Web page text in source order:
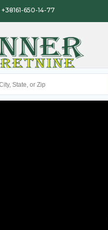
+38161-650-14-77